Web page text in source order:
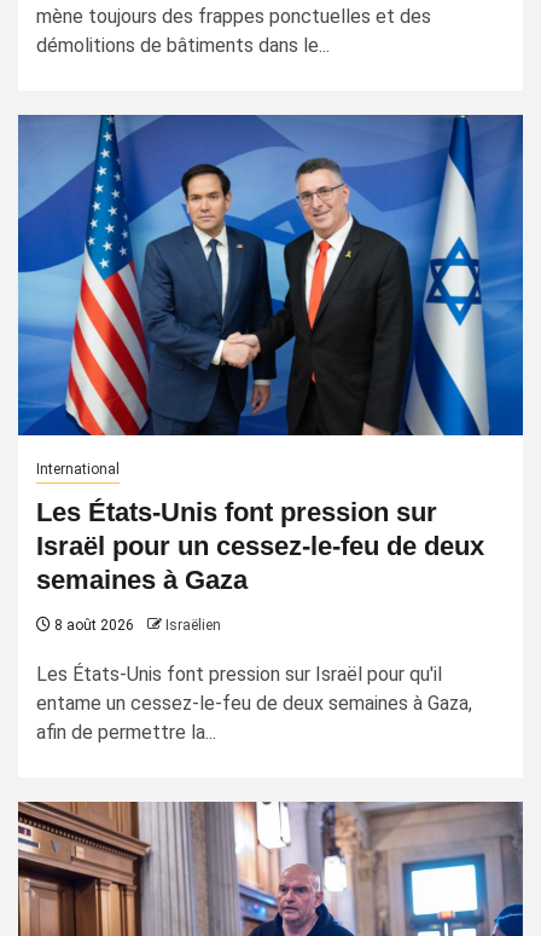
mène toujours des frappes ponctuelles et des
démolitions de bâtiments dans le...
International
Les États-Unis font pression sur
Israël pour un cessez-le-feu de deux
semaines à Gaza
8 août 2026 Israëlien
Les États-Unis font pression sur Israël pour qu'il
entame un cessez-le-feu de deux semaines à Gaza,
afin de permettre la...